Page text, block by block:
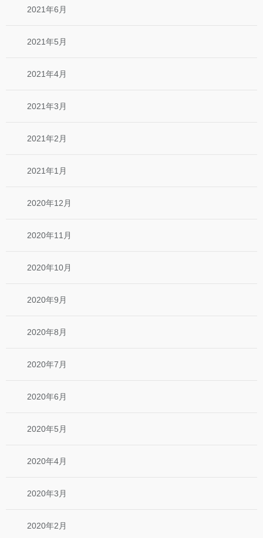
2021年6月
2021年5月
2021年4月
2021年3月
2021年2月
2021年1月
2020年12月
2020年11月
2020年10月
2020年9月
2020年8月
2020年7月
2020年6月
2020年5月
2020年4月
2020年3月
2020年2月